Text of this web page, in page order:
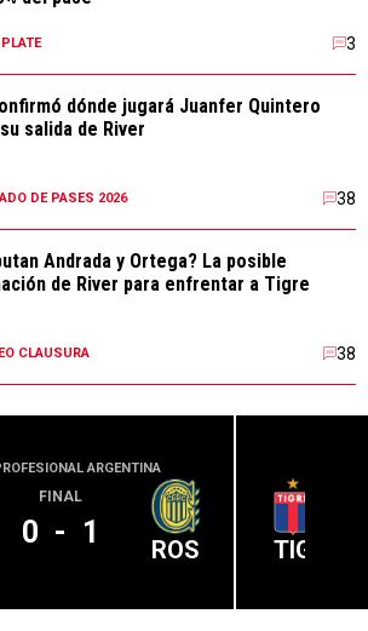
PLATE 3
dónde jugará Juanfer Quintero
salida de River
DE PASES 2026 38
Andrada y Ortega? La posible
de River para enfrentar a Tigre
CLAUSURA 38
ARGENTINA
FINAL
0 - 1 ROS TIG